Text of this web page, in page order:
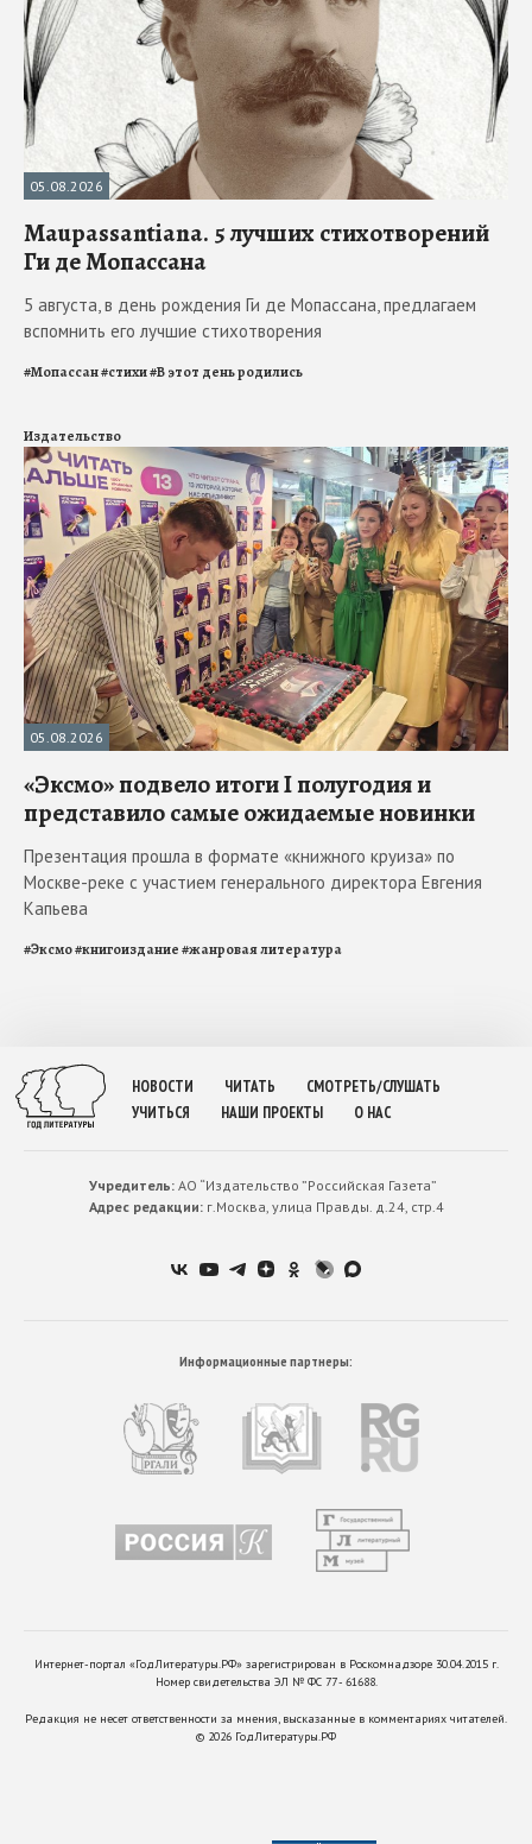
05.08.2026
Maupassantiana. 5 лучших стихотворений
Ги де Мопассана
5 августа, в день рождения Ги де Мопассана, предлагаем
вспомнить его лучшие стихотворения
#Мопассан#стихи#В этот день родились
Издательство
05.08.2026
«Эксмо» подвело итоги I полугодия и
представило самые ожидаемые новинки
Презентация прошла в формате «книжного круиза» по
Москве-реке с участием генерального директора Евгения
Капьева
#Эксмо#книгоиздание#жанровая литература
НОВОСТИ ЧИТАТЬ
СМОТРЕТЬ/СЛУШАТЬ
УЧИТЬСЯ
НАШИ ПРОЕКТЫ О НАС
Учредитель:АО “Издательство ”Российская Газета”
Адрес редакции:г.Москва, улица Правды. д.24, стр.4
Информационные партнеры:
Интернет-портал «ГодЛитературы.РФ» зарегистрирован в Роскомнадзоре 30.04.2015 г.
Номер свидетельства ЭЛ № ФС 77 - 61688.
Редакция не несет ответственности за мнения, высказанные в комментариях читателей.
© 2026 ГодЛитературы.РФ